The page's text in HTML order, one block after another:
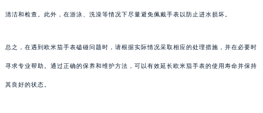
清洁和检查。此外，在游泳、洗澡等情况下尽量避免佩戴手表以防止进水损坏。
总之，在遇到欧米茄手表磕碰问题时，请根据实际情况采取相应的处理措施，并在必要时
寻求专业帮助。通过正确的保养和维护方法，可以有效延长欧米茄手表的使用寿命并保持
其良好的状态。